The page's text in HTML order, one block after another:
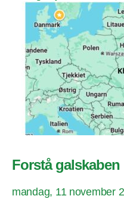
Forstå
mandag, 11 november